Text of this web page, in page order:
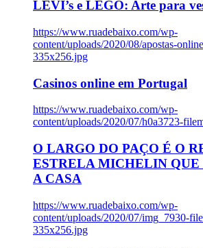
LEVI’s e LEGO: Arte para
https://www.ruadebaixo.com/wp-
content/uploads/2020/08/apostas-
335x256.jpg
Casinos online em Portugal
https://www.ruadebaixo.com/wp-
content/uploads/2020/07/h0a3723-
O LARGO DO PAÇO É O
ESTRELA MICHELIN QUE
A CASA
https://www.ruadebaixo.com/wp-
content/uploads/2020/07/img_7930-
335x256.jpg